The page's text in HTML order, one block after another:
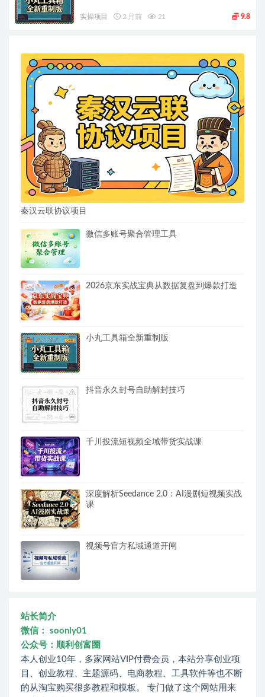
实操项目 2 月前 21 9.8
秦汉云联协议项目
微信多账号聚合管理工具
2026京东实战宝典从数据复盘到爆款打造
小丸工具箱全新重制版
抖音永久封号自助解封技巧
千川投流短视频全域带货实战课
深度解析Seedance 2.0：AI漫剧短视频实战
课
视频号官方私域通道开闸
站长简介
微信： soonly01
公众号：顺利创富圈
本人创业10年，多家网站VIP付费会员，本站分享创业项
目、创业教程、主题源码、电商教程、工具软件等也不断
的从淘宝购买很多教程和模板。 专门做了这个网站用来